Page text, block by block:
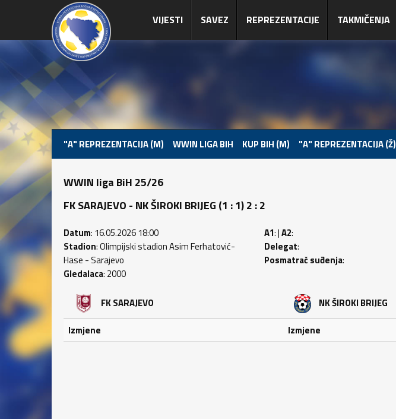
VIJESTI SAVEZ REPREZENTACIJE TAKMIČENJA
"A" REPREZENTACIJA (M) WWIN LIGA BIH KUP BIH (M) "A" REPREZENTACIJA (Ž)
WWIN liga BiH 25/26
FK SARAJEVO - NK ŠIROKI BRIJEG (1 : 1) 2 : 2
Datum: 16.05.2026 18:00
Stadion: Olimpijski stadion Asim Ferhatović-
Hase - Sarajevo
Gledalaca: 2000
A1: |A2:
Delegat:
Posmatrač suđenja:
FK SARAJEVO
Izmjene
NK ŠIROKI BRIJEG
Izmjene